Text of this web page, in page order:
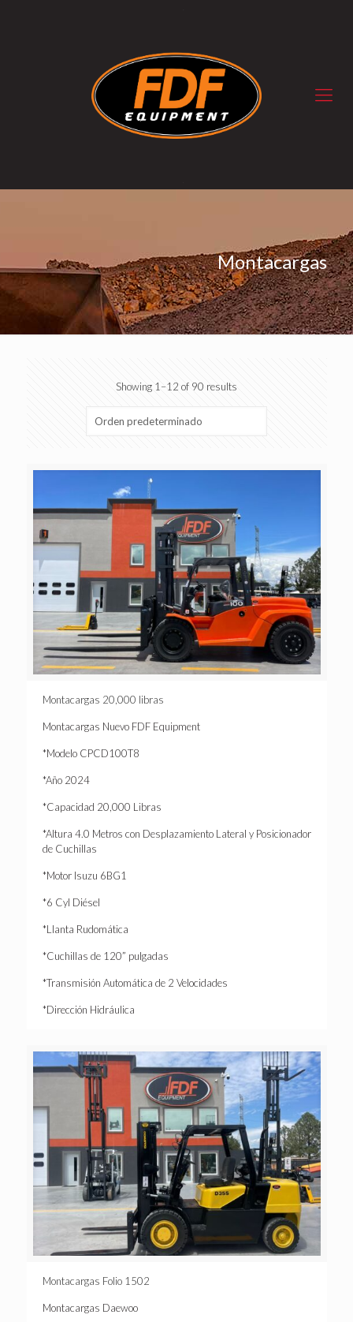
Montacargas
Showing 1–12 of 90 results
Montacargas 20,000 libras
Montacargas Nuevo FDF Equipment
*Modelo CPCD100T8
*Año 2024
*Capacidad 20,000 Libras
*Altura 4.0 Metros con Desplazamiento Lateral y Posicionador
de Cuchillas
*Motor Isuzu 6BG1
*6 Cyl Diésel
*Llanta Rudomática
*Cuchillas de 120” pulgadas
*Transmisión Automática de 2 Velocidades
*Dirección Hidráulica
Montacargas Folio 1502
Montacargas Daewoo